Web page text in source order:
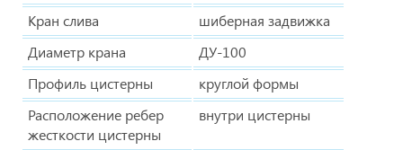
Кран слива
шиберная задвижка
Диаметр крана
ДУ-100
Профиль цистерны
круглой формы
Расположение ребер
жесткости цистерны
внутри цистерны